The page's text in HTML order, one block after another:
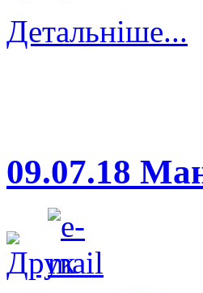
Детальніше...
09.07.18